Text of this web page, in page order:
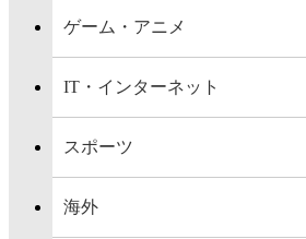
ゲーム・アニメ
IT・インターネット
スポーツ
海外